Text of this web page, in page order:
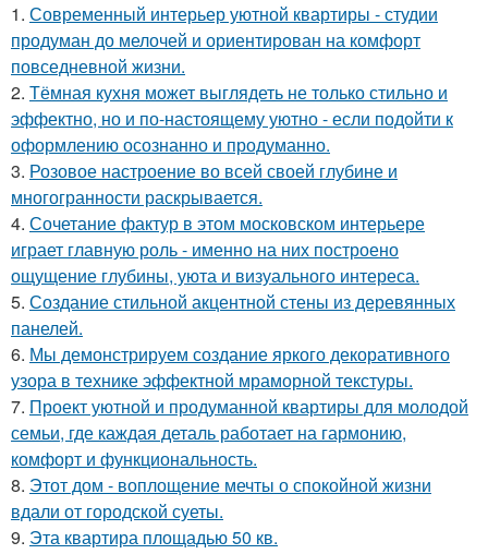
1. Современный интерьер уютной квартиры - студии
продуман до мелочей и ориентирован на комфорт
повседневной жизни.
2. Тёмная кухня может выглядеть не только стильно и
эффектно, но и по-настоящему уютно - если подойти к
оформлению осознанно и продуманно.
3. Розовое настроение во всей своей глубине и
многогранности раскрывается.
4. Сочетание фактур в этом московском интерьере
играет главную роль - именно на них построено
ощущение глубины, уюта и визуального интереса.
5. Создание стильной акцентной стены из деревянных
панелей.
6. Мы демонстрируем создание яркого декоративного
узора в технике эффектной мраморной текстуры.
7. Проект уютной и продуманной квартиры для молодой
семьи, где каждая деталь работает на гармонию,
комфорт и функциональность.
8. Этот дом - воплощение мечты о спокойной жизни
вдали от городской суеты.
9. Эта квартира площадью 50 кв.